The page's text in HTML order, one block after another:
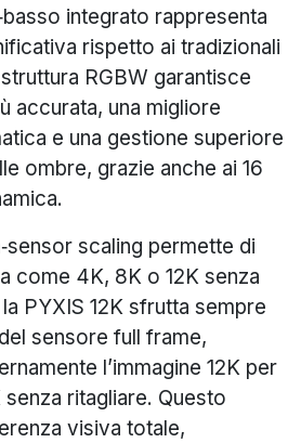
integrato rappresenta
rispetto ai tradizionali
RGBW garantisce
accurata, una migliore
e una gestione superiore
ombre, grazie anche ai 16
scaling permette di
come 4K, 8K o 12K senza
PYXIS 12K sfrutta sempre
sensore full frame,
l’immagine 12K per
ritagliare. Questo
visiva totale,